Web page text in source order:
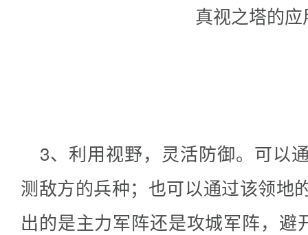
真视之塔的应
3、利用视野，灵活防御。可以
测敌方的兵种；也可以通过该领地
出的是主力军阵还是攻城军阵，避